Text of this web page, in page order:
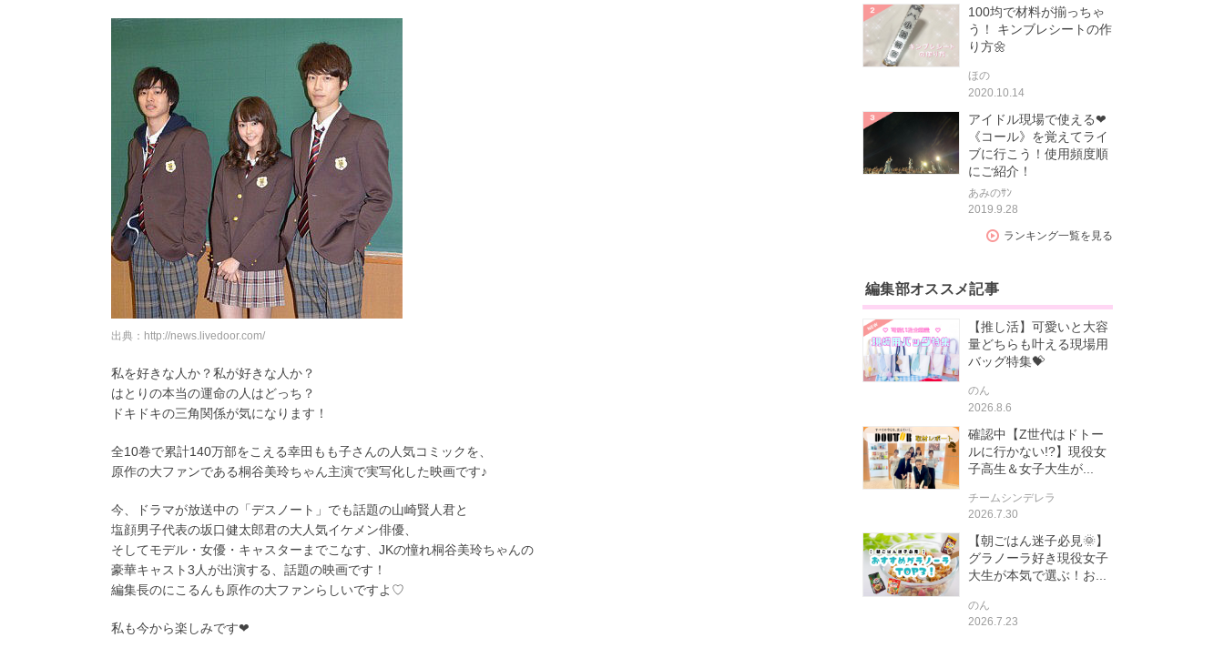
出典：http://news.livedoor.com/
私を好きな人か？私が好きな人か？
はとりの本当の運命の人はどっち？
ドキドキの三角関係が気になります！
全10巻で累計140万部をこえる幸田もも子さんの人気コミックを、
原作の大ファンである桐谷美玲ちゃん主演で実写化した映画です♪
今、ドラマが放送中の「デスノート」でも話題の山崎賢人君と
塩顔男子代表の坂口健太郎君の大人気イケメン俳優、
そしてモデル・女優・キャスターまでこなす、JKの憧れ桐谷美玲ちゃんの
豪華キャスト3人が出演する、話題の映画です！
編集長のにこるんも原作の大ファンらしいですよ♡
私も今から楽しみです❤︎
100均で材料が揃っちゃ
う！ キンブレシートの作
り方🌼
ほの
2020.10.14
アイドル現場で使える❤
《コール》を覚えてライ
ブに行こう！使用頻度順
にご紹介！
あみのｻﾝ
2019.9.28
ランキング一覧を見る
編集部オススメ記事
【推し活】可愛いと大容
量どちらも叶える現場用
バッグ特集💝
のん
2026.8.6
確認中【Z世代はドトー
ルに行かない!?】現役女
子高生＆女子大生が...
チームシンデレラ
2026.7.30
【朝ごはん迷子必見🌞】
グラノーラ好き現役女子
大生が本気で選ぶ！お...
のん
2026.7.23